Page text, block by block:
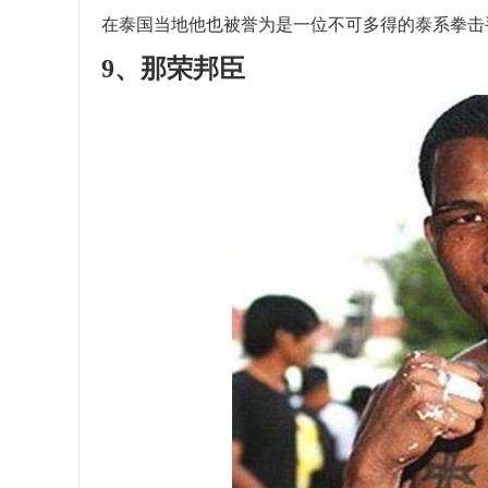
在泰国当地他也被誉为是一位不可多得的泰系拳
9、那荣邦臣